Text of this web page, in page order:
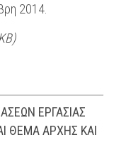
2014.
ΕΡΓΑΣΙΑΣ
ΘΕΜΑ ΑΡΧΗΣ ΚΑΙ